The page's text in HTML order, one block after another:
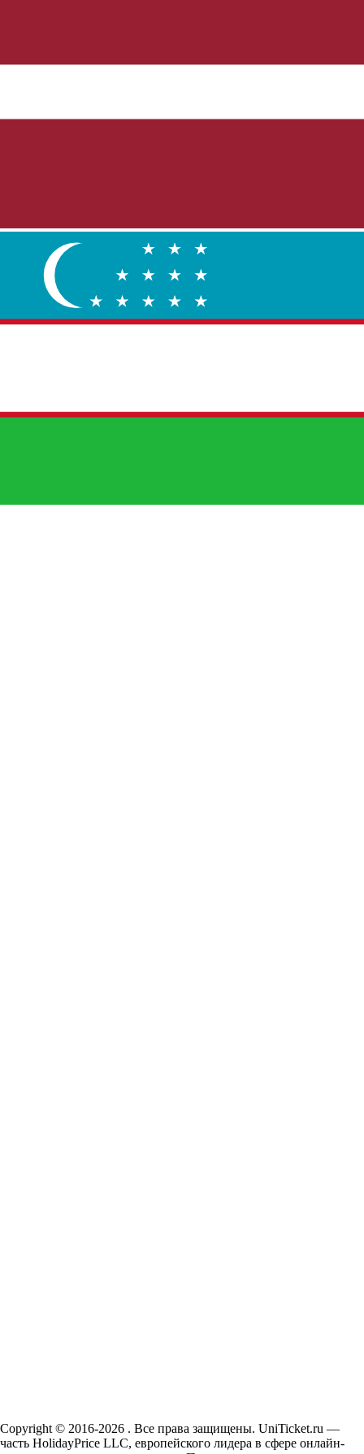
Copyright © 2016-2026 . Все права защищены. UniTicket.ru —
часть HolidayPrice LLC, европейского лидера в сфере онлайн-